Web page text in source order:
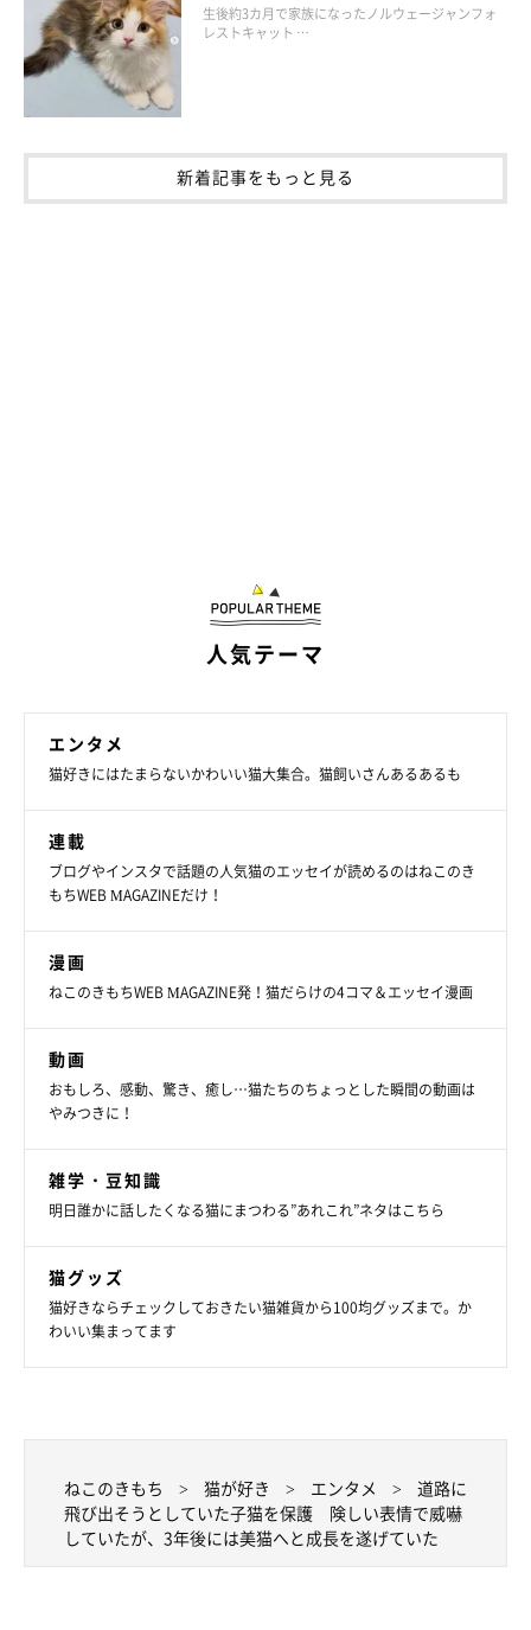
@MikaMaumau
飼い主さんご夫婦の家には当時、あんこちゃんのほかに老猫と老
犬がいました。保護したあんこちゃんには真菌と回虫がいたた
め、しばらくの間は隔離生活と家の掃除が大変だったといいま
後、あんこちゃんはどのようなコに成長したのでしょうか。
生後約3カ月で家族になったノルウェージャンフォ
レストキャット …
新着記事をもっと見る
人気テーマ
エンタメ
猫好きにはたまらないかわいい猫大集合。猫飼いさんあるあるも
連載
ブログやインスタで話題の人気猫のエッセイが読めるのはねこのき
もちWEB MAGAZINEだけ！
漫画
ねこのきもちWEB MAGAZINE発！猫だらけの4コマ＆エッセイ漫画
動画
おもしろ、感動、驚き、癒し…猫たちのちょっとした瞬間の動画は
やみつきに！
雑学・豆知識
明日誰かに話したくなる猫にまつわる”あれこれ”ネタはこちら
猫グッズ
猫好きならチェックしておきたい猫雑貨から100均グッズまで。か
わいい集まってます
ねこのきもち 猫が好き エンタメ
道路に
飛び出そうとしていた子猫を保護 険しい表情で威嚇
していたが、3年後には美猫へと成長を遂げていた